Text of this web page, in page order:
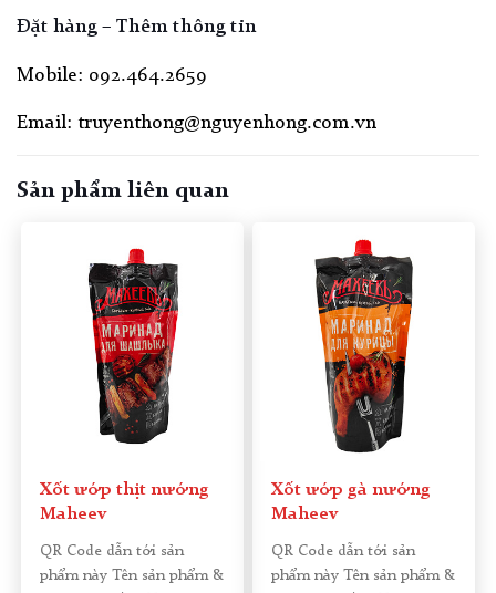
Đặt hàng – Thêm thông tin
Mobile: 092.464.2659
Email: truyenthong@nguyenhong.com.vn
Sản phẩm liên quan
Xốt ướp thịt nướng
Maheev
QR Code dẫn tới sản
phẩm này Tên sản phẩm &
Xốt ướp gà nướng
Maheev
QR Code dẫn tới sản
phẩm này Tên sản phẩm &